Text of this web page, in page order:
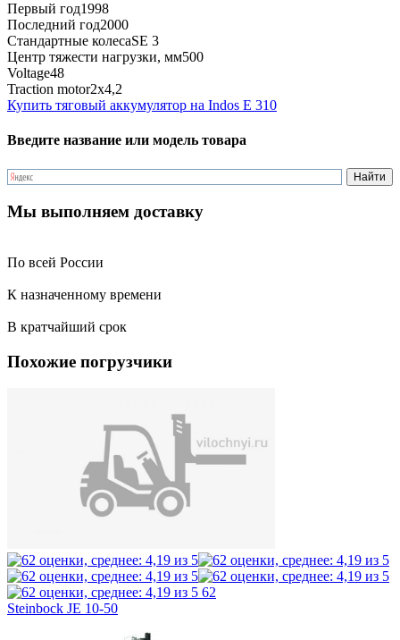
Первый год1998
Последний год2000
Стандартные колесаSE 3
Центр тяжести нагрузки, мм500
Voltage48
Traction motor2x4,2
Купить тяговый аккумулятор на Indos E 310
Введите название или модель товара
Мы выполняем доставку
По всей России
К назначенному времени
В кратчайший срок
Похожие погрузчики
62
Steinbock JE 10-50